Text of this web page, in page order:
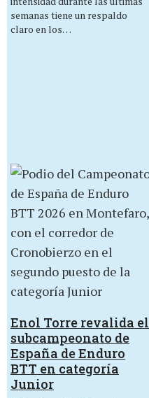
semanas tiene un respaldo
claro en los…
Enol Torre revalida el
subcampeonato de
España de Enduro
BTT en categoría
Junior